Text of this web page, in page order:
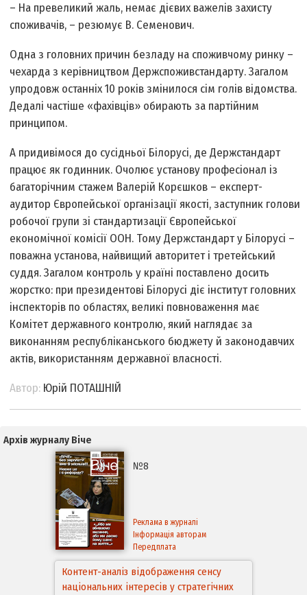
– На превеликий жаль, немає дієвих важелів захисту
споживачів, – резюмує В. Семенович.
Одна з головних причин безладу на споживчому ринку –
чехарда з керівництвом Держспоживстандарту. Загалом
упродовж останніх 10 років змінилося сім голів відомства.
Дедалі частіше «фахівців» обирають за партійним
принципом.
А придивімося до сусідньої Білорусі, де Держстандарт
працює як годинник. Очолює установу професіонал із
багаторічним стажем Валерій Корєшков – експерт-
аудитор Європейської організації якості, заступник голови
робочої групи зі стандартизації Європейської
економічної комісії ООН. Тому Держстандарт у Білорусі –
поважна установа, найвищий авторитет і третейський
суддя. Загалом контроль у країні поставлено досить
жорстко: при президентові Білорусі діє інститут головних
інспекторів по областях, великі повноваження має
Комітет державного контролю, який наглядає за
виконанням республіканського бюджету й законодавчих
актів, використанням державної власності.
Автор: Юрій ПОТАШНІЙ
Архів журналу Віче
№8
Реклама в журналі
Інформація авторам
Передплата
Контент-аналіз відображення сенсу
національних інтересів у стратегічних